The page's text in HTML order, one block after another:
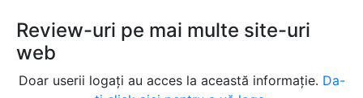
Review-uri pe mai multe site-uri
web
Doar userii logați au acces la această informație. Da-